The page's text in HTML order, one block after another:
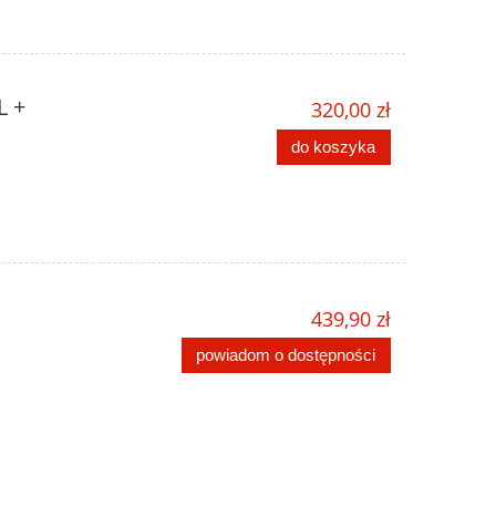
+ 320,00 zł
do koszyka
439,90 zł
powiadom o dostępności